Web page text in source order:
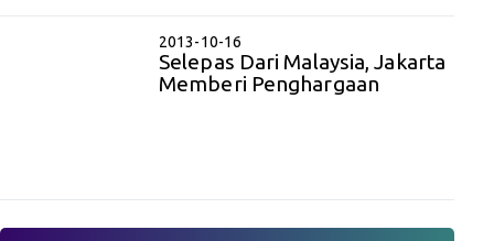
2013-10-16
Selepas Dari Malaysia, Jakarta
Memberi Penghargaan